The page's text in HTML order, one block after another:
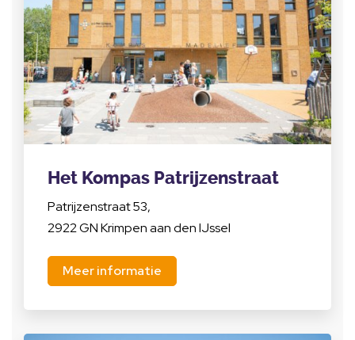
Het Kompas Patrijzenstraat
Patrijzenstraat 53,
2922 GN Krimpen aan den IJssel
Meer informatie